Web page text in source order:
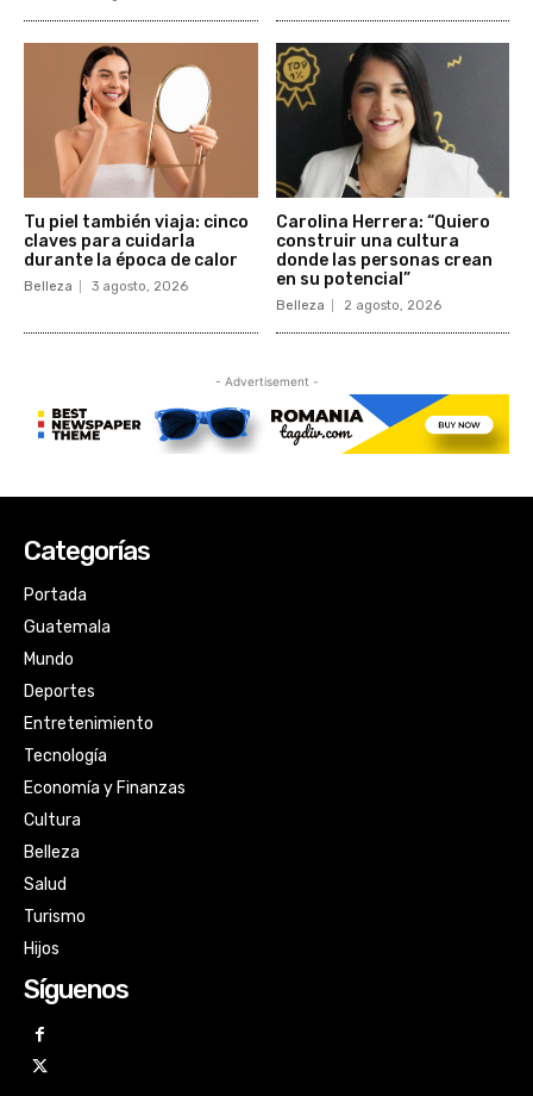
Categorías
Portada
Guatemala
Mundo
Deportes
Entretenimiento
Tecnología
Economía y Finanzas
Cultura
Belleza
Salud
Turismo
Hijos
Síguenos